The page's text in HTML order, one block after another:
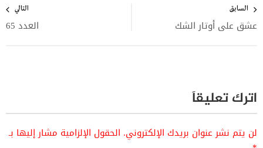
المقالات
السابق
عشق على أوتار الشك
التالي
العدد 65
اترك تعليقاً
لن يتم نشر عنوان بريدك الإلكتروني. الحقول الإلزامية مشار إليها بـ